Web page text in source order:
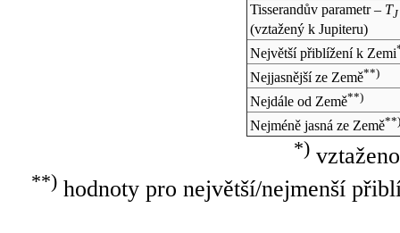
Tisserandův parametr – TJ
(vztažený k Jupiteru)
Největší přiblížení k Zemi
Nejjasnější ze Země**)
Nejdále od Země**)
Nejméně jasná ze Země**)
*)
**)hodnoty pro největší/nejmenší